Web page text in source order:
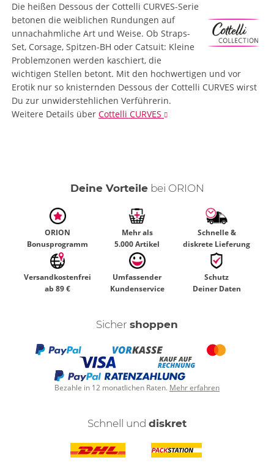
Die heißen Dessous der Cottelli CURVES-Serie
betonen die weiblichen Rundungen auf
unnachahmliche Art und Weise. Ob Straps-
Set, Corsage, Spitzen-BH oder Catsuit: Kleine
Problemzonen werden kaschiert, die
wichtigen Stellen betont. Mit den hochwertigen und vor
Erotik nur so knisternden Dessous der Cottelli CURVES wirst
Du zur unwiderstehlichen Verführerin.
Weitere Details über Cottelli CURVES
Deine Vorteilebei ORION
ORION
Bonusprogramm
Mehr als
5.000 Artikel
Schnelle &
diskrete Lieferung
Versandkostenfrei
ab 89 €
Umfassender
Kundenservice
Schutz
Deiner Daten
Sicher shoppen
Bezahle in 12 monatlichen Raten. Mehr erfahren
Schnell und diskret